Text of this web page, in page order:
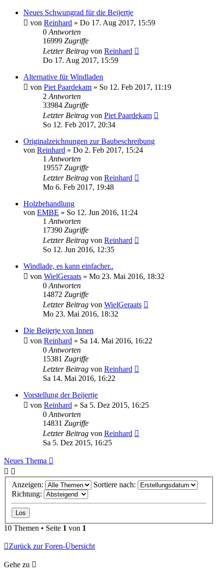
Neues Schwungrad für die Beijertje
von Reinhard » Do 17. Aug 2017, 15:59
0Antworten
16999 Zugriffe
Letzter Beitrag von Reinhard
Do 17. Aug 2017, 15:59
Alternative für Windladen
von Piet Paardekam » So 12. Feb 2017, 11:19
2Antworten
33984 Zugriffe
Letzter Beitrag von Piet Paardekam
So 12. Feb 2017, 20:34
Originalzeichnungen zur Baubeschreibung
von Reinhard » Do 2. Feb 2017, 15:24
1Antworten
19557 Zugriffe
Letzter Beitrag von Reinhard
Mo 6. Feb 2017, 19:48
Holzbehandlung
von EMBE » So 12. Jun 2016, 11:24
1Antworten
17390 Zugriffe
Letzter Beitrag von Reinhard
So 12. Jun 2016, 12:35
Windlade, es kann einfacher..
von WielGeraats » Mo 23. Mai 2016, 18:32
0Antworten
14872 Zugriffe
Letzter Beitrag von WielGeraats
Mo 23. Mai 2016, 18:32
Die Beijerje von Innen
von Reinhard » Sa 14. Mai 2016, 16:22
0Antworten
15381 Zugriffe
Letzter Beitrag von Reinhard
Sa 14. Mai 2016, 16:22
Vorstellung der Beijertje
von Reinhard » Sa 5. Dez 2015, 16:25
0Antworten
14831 Zugriffe
Letzter Beitrag von Reinhard
Sa 5. Dez 2015, 16:25
Neues Thema
Anzeigen:
Sortiere nach:
Richtung:
10 Themen • Seite 1 von 1
Zurück zur Foren-Übersicht
Gehe zu